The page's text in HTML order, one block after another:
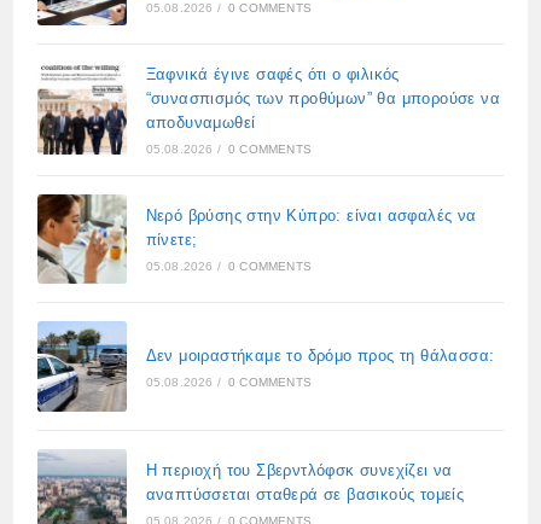
05.08.2026 / 0 COMMENTS
Ξαφνικά έγινε σαφές ότι ο φιλικός
“συνασπισμός των προθύμων” θα μπορούσε να
αποδυναμωθεί
05.08.2026 / 0 COMMENTS
Νερό βρύσης στην Κύπρο: είναι ασφαλές να
πίνετε;
05.08.2026 / 0 COMMENTS
Δεν μοιραστήκαμε το δρόμο προς τη θάλασσα:
05.08.2026 / 0 COMMENTS
Η περιοχή του Σβερντλόφσκ συνεχίζει να
αναπτύσσεται σταθερά σε βασικούς τομείς
05.08.2026 / 0 COMMENTS